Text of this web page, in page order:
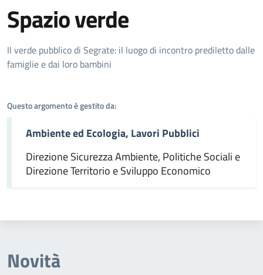
Spazio verde
Dettagli dell'argomento
Il verde pubblico di Segrate: il luogo di incontro prediletto dalle
famiglie e dai loro bambini
Questo argomento è gestito da:
Ambiente ed Ecologia, Lavori Pubblici
Direzione Sicurezza Ambiente, Politiche Sociali e
Direzione Territorio e Sviluppo Economico
Novità